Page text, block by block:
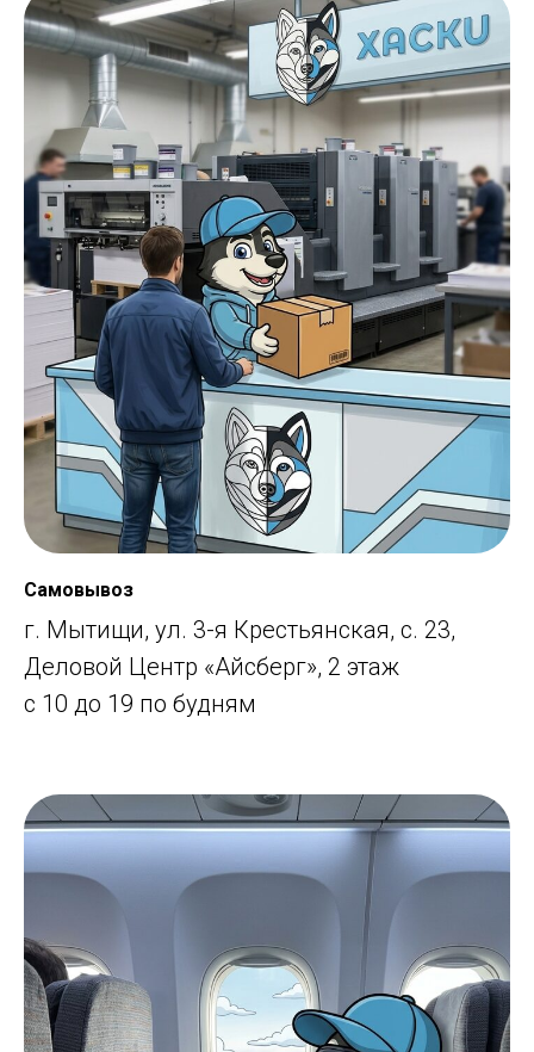
Самовывоз
г. Мытищи, ул. 3-я Крестьянская, с. 23,
Деловой Центр «Айсберг», 2 этаж
с 10 до 19 по будням